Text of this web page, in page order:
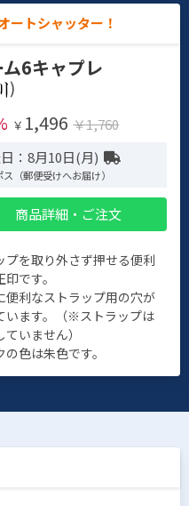
ートシャッター！
6キャプレ
)
￥ 1,496 ￥1,760
：8月10日(月)
ス（郵便受けへお届け）
商品詳細・ご注文
プを取り外さず押せる便利
です。
便利なストラップ用の穴が
います。（※ストラップは
ていません）
の色は朱色です。